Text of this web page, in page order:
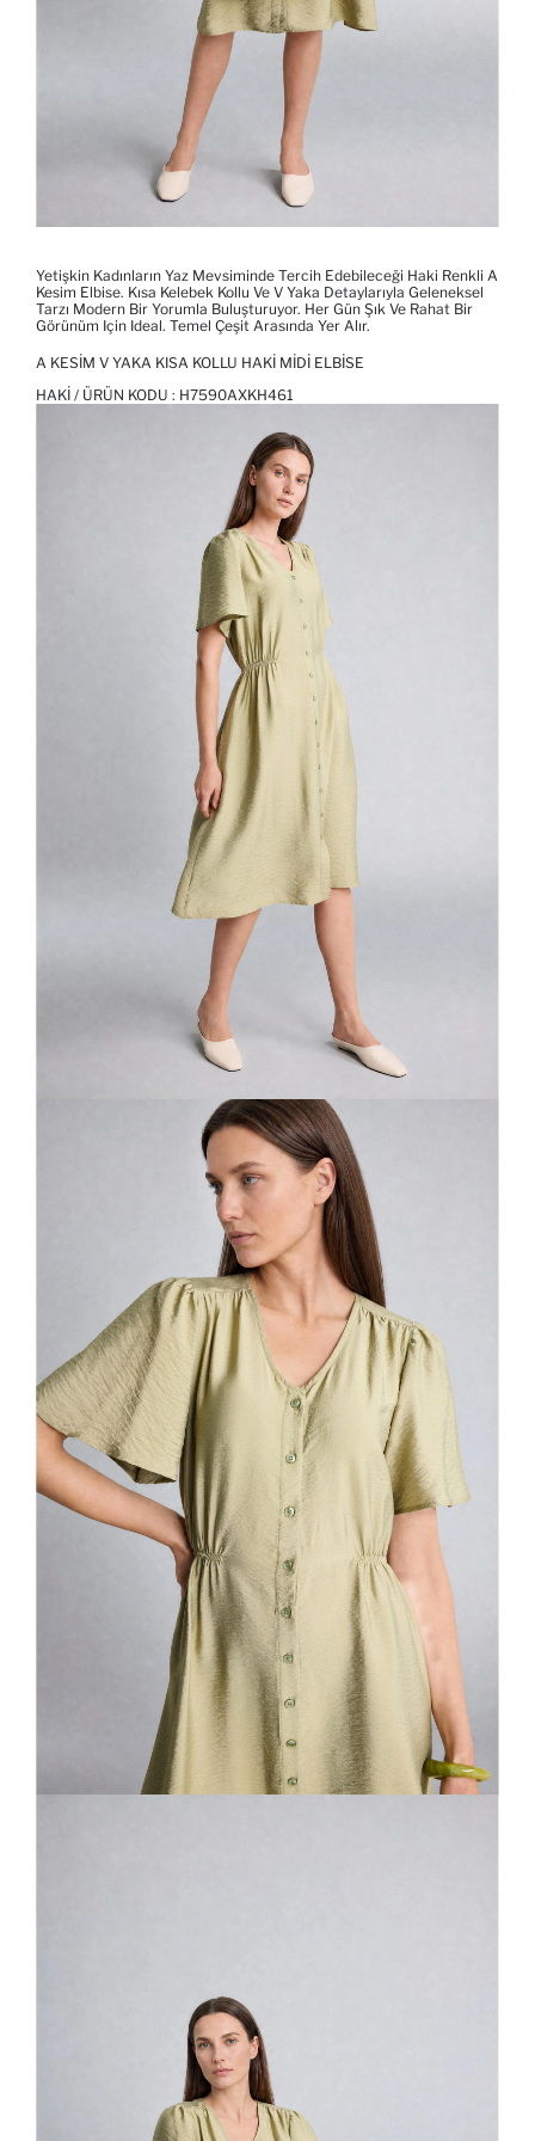
Yetişkin Kadınların Yaz Mevsiminde Tercih Edebileceği Haki Renkli A
Kesim Elbise. Kısa Kelebek Kollu Ve V Yaka Detaylarıyla Geleneksel
Tarzı Modern Bir Yorumla Buluşturuyor. Her Gün Şık Ve Rahat Bir
Görünüm Için Ideal. Temel Çeşit Arasında Yer Alır.
A KESIM V YAKA KISA KOLLU HAKI MIDI ELBISE
HAKI / ÜRÜN KODU : H7590AXKH461